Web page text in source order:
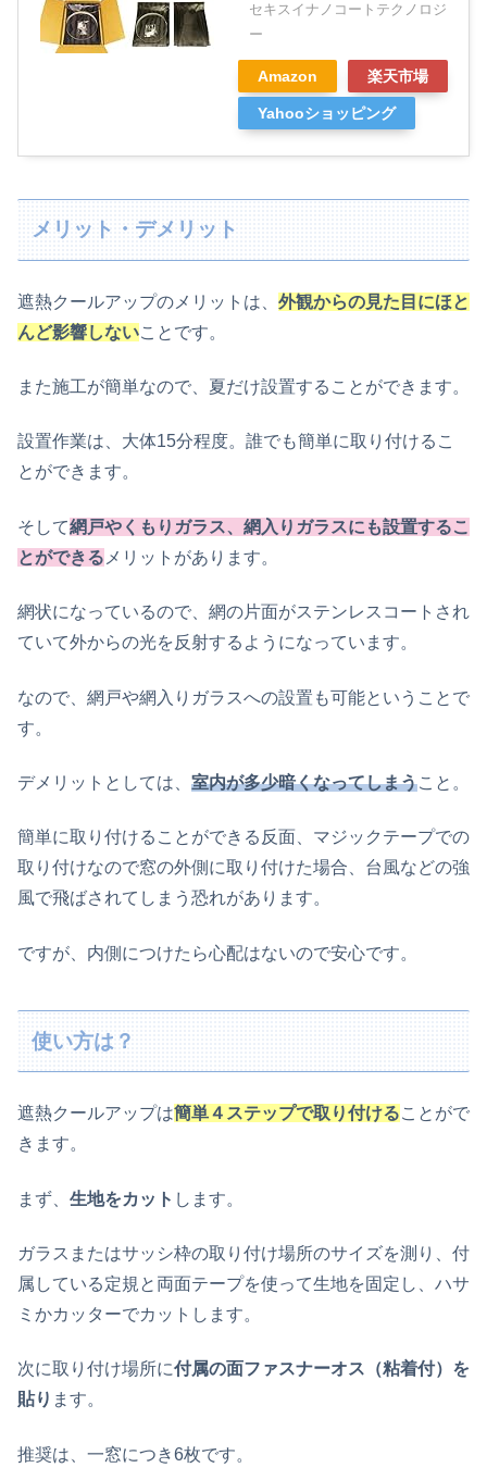
セキスイナノコートテクノロジ
ー
Amazon 楽天市場
Yahooショッピング
メリット・デメリット
遮熱クールアップのメリットは、 外観からの見た目にほと
んど影響しないことです。
また施工が簡単なので、夏だけ設置することができます。
設置作業は、大体15分程度。誰でも簡単に取り付けるこ
とができます。
そして網戸やくもりガラス、網入りガラスにも設置するこ
とができる メリットがあります。
網状になっているので、網の片面がステンレスコートされ
ていて外からの光を反射するようになっています。
なので、網戸や網入りガラスへの設置も可能ということで
す。
デメリットとしては、 室内が多少暗くなってしまうこと。
簡単に取り付けることができる反面、マジックテープでの
取り付けなので窓の外側に取り付けた場合、台風などの強
風で飛ばされてしまう恐れがあります。
ですが、内側につけたら心配はないので安心です。
使い方は？
遮熱クールアップは簡単４ステップで取り付けることがで
きます。
まず、 生地をカット します。
ガラスまたはサッシ枠の取り付け場所のサイズを測り、付
属している定規と両面テープを使って生地を固定し、ハサ
ミかカッターでカットします。
次に取り付け場所に付属の面ファスナーオス（粘着付）を
貼り ます。
推奨は、一窓につき6枚です。